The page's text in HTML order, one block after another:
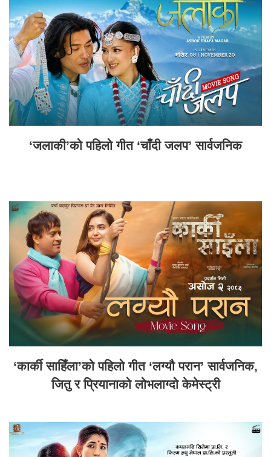
‘जलाकी’को पहिलो गीत ‘चाँदी जलप’ सार्वजनिक
‘कार्की साहिँला’को पहिलो गीत ‘लग्यौ परान’ सार्वजनिक,
जितु र प्रियानाको लोभलाग्दो केमेस्ट्री